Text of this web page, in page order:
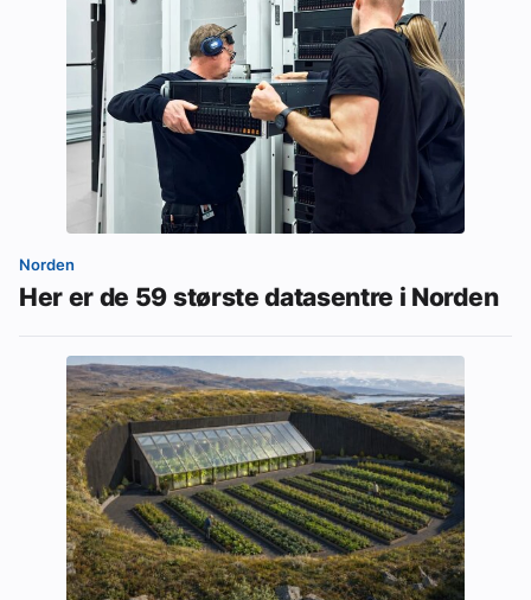
Norden
Her er de 59 største datasentre i Norden